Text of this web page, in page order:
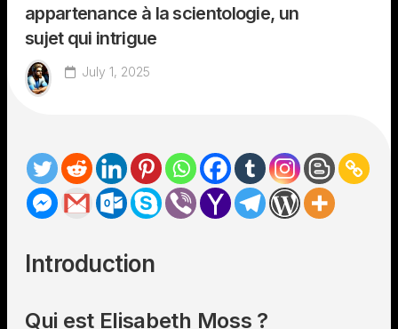
appartenance à la scientologie, un
sujet qui intrigue
July 1, 2025
Introduction
Qui est Elisabeth Moss ?